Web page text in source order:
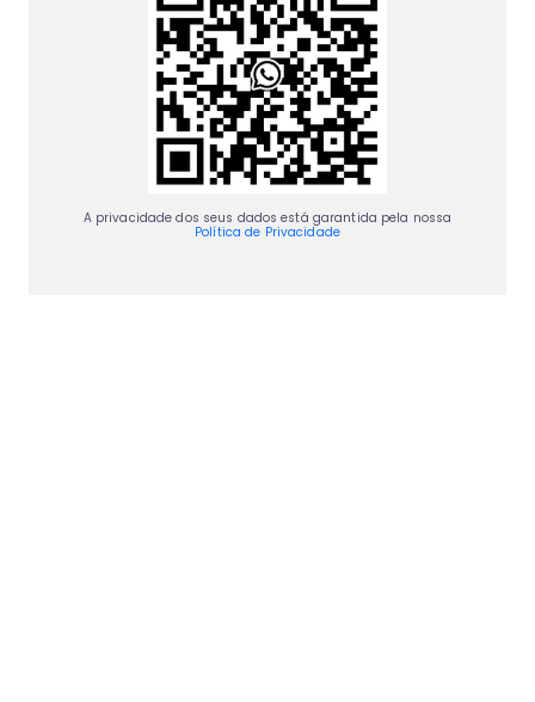
A privacidade dos seus dados está garantida pela nossa
Política de Privacidade